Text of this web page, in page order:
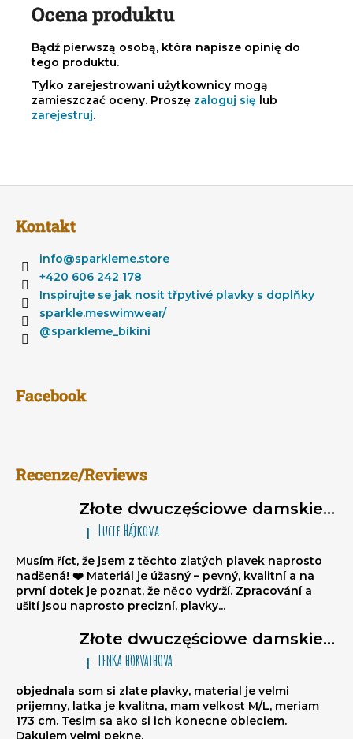
Ocena produktu
Bądź pierwszą osobą, która napisze opinię do
tego produktu.
Tylko zarejestrowani użytkownicy mogą
zamieszczać oceny. Proszę zaloguj się lub
zarejestruj.
Kontakt
info@sparkleme.store
+420 606 242 178
Inspirujte se jak nosit třpytivé plavky s doplňky
sparkle.meswimwear/
@sparkleme_bikini
Facebook
Recenze/Reviews
Złote dwuczęściowe damskie stroje kąpielowe brazylijki Sparkle*Me – bikini wiązane, marszczone brazylijki
Ocena produktu to 5 na 5 gwiazdek.
| Lucie Hájkova
Musím říct, že jsem z těchto zlatých plavek naprosto
nadšená! ❤️ Materiál je úžasný – pevný, kvalitní a na
první dotek je poznat, že něco vydrží. Zpracování a
ušití jsou naprosto precizní, plavky...
Złote dwuczęściowe damskie stroje kąpielowe brazylijki Sparkle*Me – bikini wiązane, marszczone brazylijki
Ocena produktu to 5 na 5 gwiazdek.
| LENKA HORVATHOVA
objednala som si zlate plavky, material je velmi
prijemny, latka je kvalitna, mam velkost M/L, meriam
173 cm. Tesim sa ako si ich konecne obleciem.
Dakujem velmi pekne.